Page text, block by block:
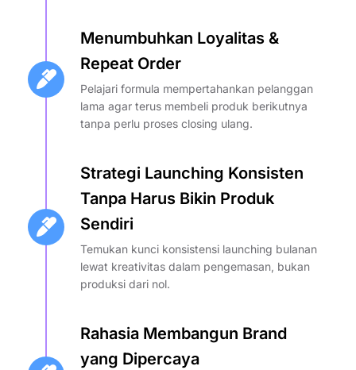
Menumbuhkan Loyalitas &
Repeat Order
Pelajari formula mempertahankan pelanggan
lama agar terus membeli produk berikutnya
tanpa perlu proses closing ulang.
Strategi Launching Konsisten
Tanpa Harus Bikin Produk
Sendiri
Temukan kunci konsistensi launching bulanan
lewat kreativitas dalam pengemasan, bukan
produksi dari nol.
Rahasia Membangun Brand
yang Dipercaya